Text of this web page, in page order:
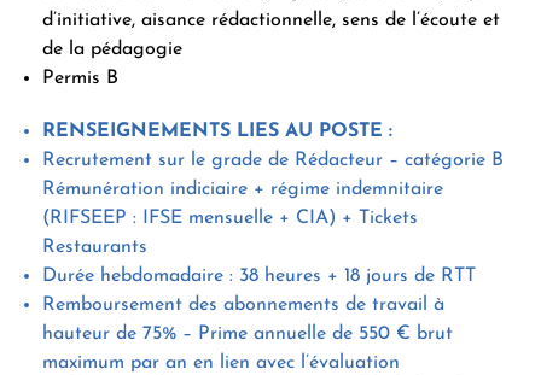
d’initiative, aisance rédactionnelle, sens de l’écoute et
de la pédagogie
Permis B
RENSEIGNEMENTS LIES AU POSTE :
Recrutement sur le grade de Rédacteur – catégorie B
Rémunération indiciaire + régime indemnitaire
(RIFSEEP : IFSE mensuelle + CIA) + Tickets
Restaurants
Durée hebdomadaire : 38 heures + 18 jours de RTT
Remboursement des abonnements de travail à
hauteur de 75% – Prime annuelle de 550 € brut
maximum par an en lien avec l’évaluation